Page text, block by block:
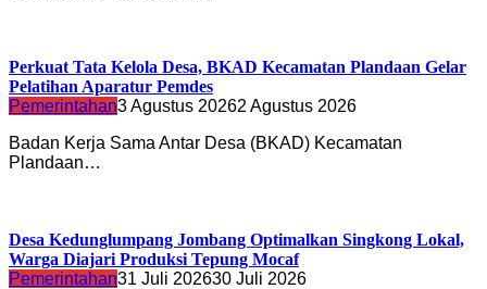
Perkuat Tata Kelola Desa, BKAD Kecamatan Plandaan Gelar
Pelatihan Aparatur Pemdes
Pemerintahan3 Agustus 20262 Agustus 2026
Badan Kerja Sama Antar Desa (BKAD) Kecamatan
Plandaan…
Desa Kedunglumpang Jombang Optimalkan Singkong Lokal,
Warga Diajari Produksi Tepung Mocaf
Pemerintahan31 Juli 202630 Juli 2026